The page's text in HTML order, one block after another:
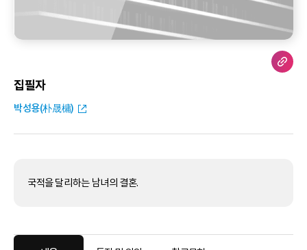
집필자
박성용(朴晟槦)
국적을 달리하는 남녀의 결혼.